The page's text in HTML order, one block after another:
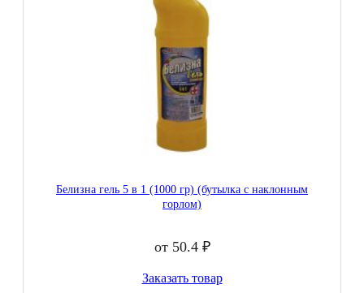
Белизна гель 5 в 1 (1000 гр) (бутылка с наклонным
горлом)
от 50.4 ₽
Заказать товар